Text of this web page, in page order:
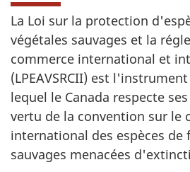
La Loi sur la protection
végétales sauvages et la
commerce international et
(LPEAVSRCII) est
lequel le Canada respecte
vertu de la convention sur le
international des espèces de
sauvages menacées